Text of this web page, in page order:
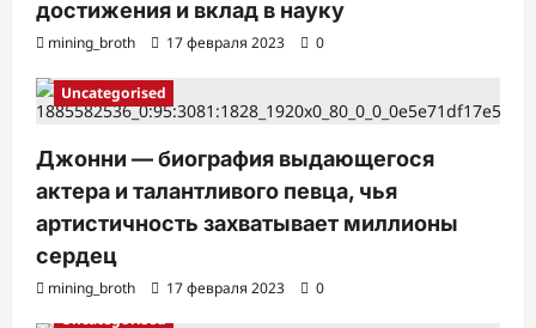
достижения и вклад в науку
mining_broth 17 февраля 2023 0
Uncategorised
Джонни — биография выдающегося
актера и талантливого певца, чья
артистичность захватывает миллионы
сердец
mining_broth 17 февраля 2023
0
Uncategorised